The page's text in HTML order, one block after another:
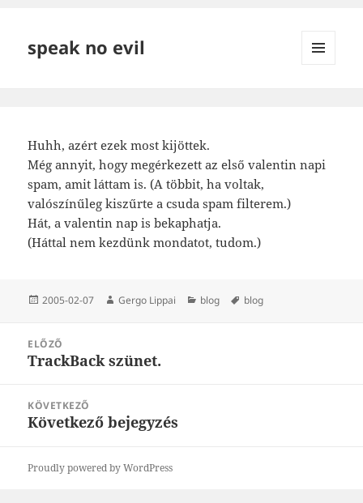
speak no evil
Huhh, azért ezek most kijöttek.
Még annyit, hogy megérkezett az első valentin napi
spam, amit láttam is. (A többit, ha voltak,
valószínűleg kiszűrte a csuda spam filterem.)
Hát, a valentin nap is bekaphatja.
(Háttal nem kezdünk mondatot, tudom.)
Közzétéve
2005-02-07 Szerző
Gergo Lippai Kategória
blog Címke
blog
navigáció
ELŐZŐ
Korábbi
TrackBack szünet.
KÖVETKEZŐ
Következő
Következő bejegyzés
Proudly powered by WordPress